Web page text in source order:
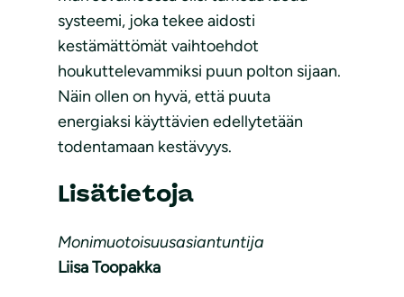
systeemi, joka tekee aidosti
kestämättömät vaihtoehdot
houkuttelevammiksi puun polton sijaan.
Näin ollen on hyvä, että puuta
energiaksi käyttävien edellytetään
todentamaan kestävyys.
Lisätietoja
Monimuotoisuusasiantuntija
Liisa Toopakka